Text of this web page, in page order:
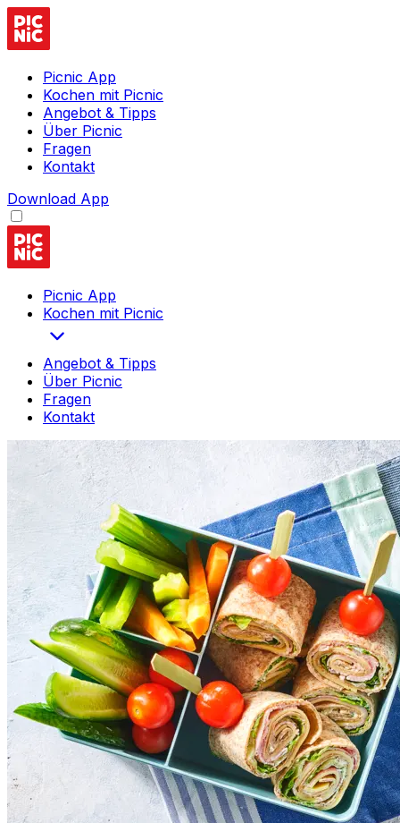
Picnic App
Kochen mit Picnic
Angebot & Tipps
Über Picnic
Fragen
Kontakt
Download App
Picnic App
Kochen mit Picnic
Angebot & Tipps
Über Picnic
Fragen
Kontakt